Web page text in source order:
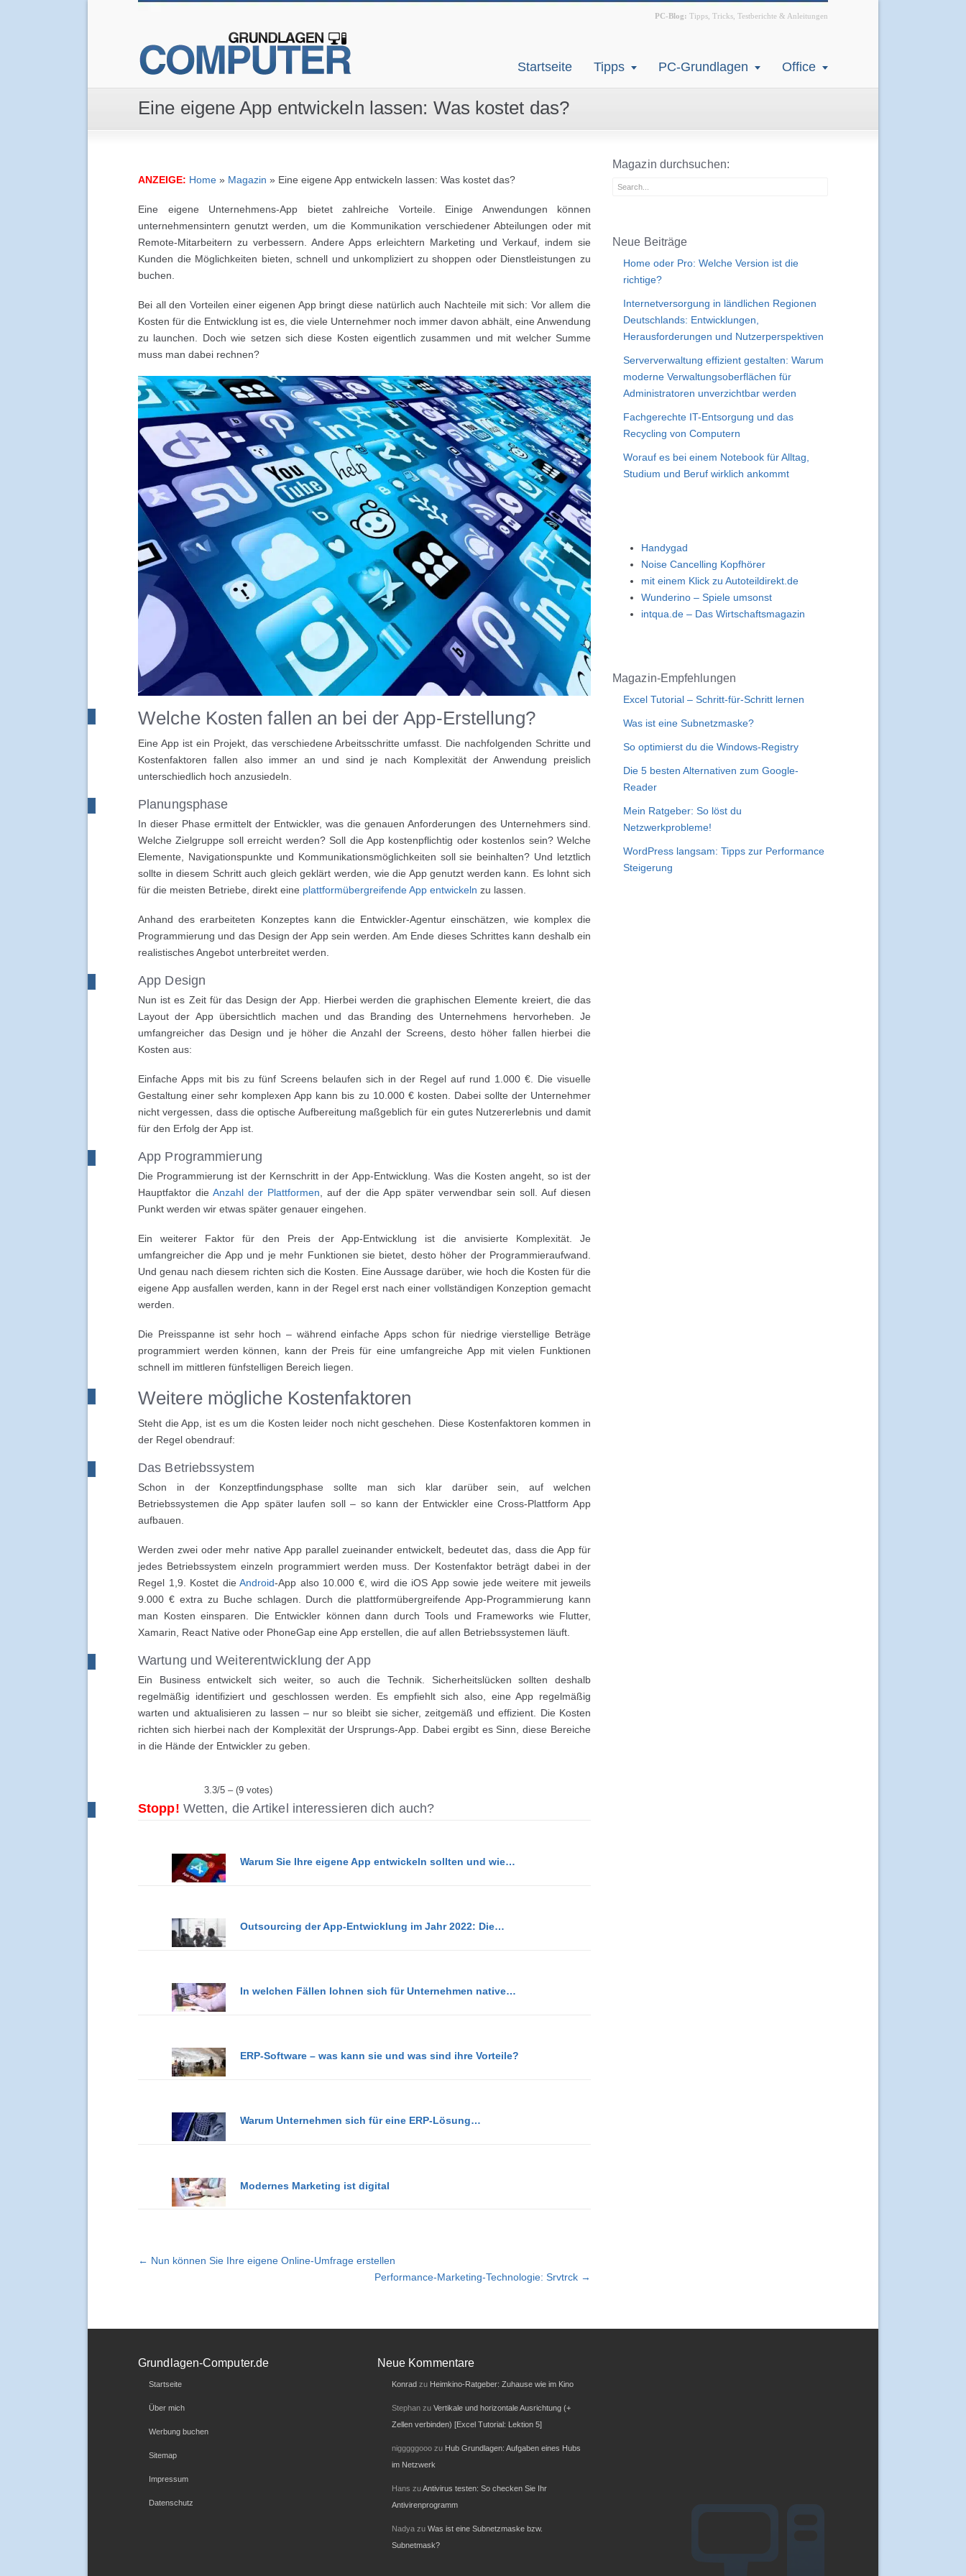
PC-Blog: Tipps, Tricks, Testberichte & Anleitungen
Startseite Tipps PC-Grundlagen Office
Eine eigene App entwickeln lassen: Was kostet das?
ANZEIGE: Home » Magazin » Eine eigene App entwickeln lassen: Was kostet das?
Eine eigene Unternehmens-App bietet zahlreiche Vorteile. Einige Anwendungen können
unternehmensintern genutzt werden, um die Kommunikation verschiedener Abteilungen oder mit
Remote-Mitarbeitern zu verbessern. Andere Apps erleichtern Marketing und Verkauf, indem sie
Kunden die Möglichkeiten bieten, schnell und unkompliziert zu shoppen oder Dienstleistungen zu
buchen.
Bei all den Vorteilen einer eigenen App bringt diese natürlich auch Nachteile mit sich: Vor allem die
Kosten für die Entwicklung ist es, die viele Unternehmer noch immer davon abhält, eine Anwendung
zu launchen. Doch wie setzen sich diese Kosten eigentlich zusammen und mit welcher Summe
muss man dabei rechnen?
Welche Kosten fallen an bei der App-Erstellung?
Eine App ist ein Projekt, das verschiedene Arbeitsschritte umfasst. Die nachfolgenden Schritte und
Kostenfaktoren fallen also immer an und sind je nach Komplexität der Anwendung preislich
unterschiedlich hoch anzusiedeln.
Planungsphase
In dieser Phase ermittelt der Entwickler, was die genauen Anforderungen des Unternehmers sind.
Welche Zielgruppe soll erreicht werden? Soll die App kostenpflichtig oder kostenlos sein? Welche
Elemente, Navigationspunkte und Kommunikationsmöglichkeiten soll sie beinhalten? Und letztlich
sollte in diesem Schritt auch gleich geklärt werden, wie die App genutzt werden kann. Es lohnt sich
für die meisten Betriebe, direkt eine plattformübergreifende App entwickeln zu lassen.
Anhand des erarbeiteten Konzeptes kann die Entwickler-Agentur einschätzen, wie komplex die
Programmierung und das Design der App sein werden. Am Ende dieses Schrittes kann deshalb ein
realistisches Angebot unterbreitet werden.
App Design
Nun ist es Zeit für das Design der App. Hierbei werden die graphischen Elemente kreiert, die das
Layout der App übersichtlich machen und das Branding des Unternehmens hervorheben. Je
umfangreicher das Design und je höher die Anzahl der Screens, desto höher fallen hierbei die
Kosten aus:
Einfache Apps mit bis zu fünf Screens belaufen sich in der Regel auf rund 1.000 €. Die visuelle
Gestaltung einer sehr komplexen App kann bis zu 10.000 € kosten. Dabei sollte der Unternehmer
nicht vergessen, dass die optische Aufbereitung maßgeblich für ein gutes Nutzererlebnis und damit
für den Erfolg der App ist.
App Programmierung
Die Programmierung ist der Kernschritt in der App-Entwicklung. Was die Kosten angeht, so ist der
Hauptfaktor dieAnzahl der Plattformen, auf der die App später verwendbar sein soll. Auf diesen
Punkt werden wir etwas später genauer eingehen.
Ein weiterer Faktor für den Preis der App-Entwicklung ist die anvisierte Komplexität. Je
umfangreicher die App und je mehr Funktionen sie bietet, desto höher der Programmieraufwand.
Und genau nach diesem richten sich die Kosten. Eine Aussage darüber, wie hoch die Kosten für die
eigene App ausfallen werden, kann in der Regel erst nach einer vollständigen Konzeption gemacht
werden.
Die Preisspanne ist sehr hoch – während einfache Apps schon für niedrige vierstellige Beträge
programmiert werden können, kann der Preis für eine umfangreiche App mit vielen Funktionen
schnell im mittleren fünfstelligen Bereich liegen.
Weitere mögliche Kostenfaktoren
Steht die App, ist es um die Kosten leider noch nicht geschehen. Diese Kostenfaktoren kommen in
der Regel obendrauf:
Das Betriebssystem
Schon in der Konzeptfindungsphase sollte man sich klar darüber sein, auf welchen
Betriebssystemen die App später laufen soll – so kann der Entwickler eine Cross-Plattform App
aufbauen.
Werden zwei oder mehr native App parallel zueinander entwickelt, bedeutet das, dass die App für
jedes Betriebssystem einzeln programmiert werden muss. Der Kostenfaktor beträgt dabei in der
Regel 1,9. Kostet die Android-App also 10.000 €, wird die iOS App sowie jede weitere mit jeweils
9.000 € extra zu Buche schlagen. Durch die plattformübergreifende App-Programmierung kann
man Kosten einsparen. Die Entwickler können dann durch Tools und Frameworks wie Flutter,
Xamarin, React Native oder PhoneGap eine App erstellen, die auf allen Betriebssystemen läuft.
Wartung und Weiterentwicklung der App
Ein Business entwickelt sich weiter, so auch die Technik. Sicherheitslücken sollten deshalb
regelmäßig identifiziert und geschlossen werden. Es empfiehlt sich also, eine App regelmäßig
warten und aktualisieren zu lassen – nur so bleibt sie sicher, zeitgemäß und effizient. Die Kosten
richten sich hierbei nach der Komplexität der Ursprungs-App. Dabei ergibt es Sinn, diese Bereiche
in die Hände der Entwickler zu geben.
3.3/5 – (9 votes)
Stopp! Wetten, die Artikel interessieren dich auch?
Warum Sie Ihre eigene App entwickeln sollten und wie…
Outsourcing der App-Entwicklung im Jahr 2022: Die…
In welchen Fällen lohnen sich für Unternehmen native…
ERP-Software – was kann sie und was sind ihre Vorteile?
Warum Unternehmen sich für eine ERP-Lösung…
Modernes Marketing ist digital
← Nun können Sie Ihre eigene Online-Umfrage erstellen
Performance-Marketing-Technologie: Srvtrck →
Magazin durchsuchen:
Neue Beiträge
Home oder Pro: Welche Version ist die
richtige?
Internetversorgung in ländlichen Regionen
Deutschlands: Entwicklungen,
Herausforderungen und Nutzerperspektiven
Serververwaltung effizient gestalten: Warum
moderne Verwaltungsoberflächen für
Administratoren unverzichtbar werden
Fachgerechte IT-Entsorgung und das
Recycling von Computern
Worauf es bei einem Notebook für Alltag,
Studium und Beruf wirklich ankommt
Handygad
Noise Cancelling Kopfhörer
mit einem Klick zu Autoteildirekt.de
Wunderino – Spiele umsonst
intqua.de – Das Wirtschaftsmagazin
Magazin-Empfehlungen
Excel Tutorial – Schritt-für-Schritt lernen
Was ist eine Subnetzmaske?
So optimierst du die Windows-Registry
Die 5 besten Alternativen zum Google-
Reader
Mein Ratgeber: So löst du
Netzwerkprobleme!
WordPress langsam: Tipps zur Performance
Steigerung
Grundlagen-Computer.de
Startseite
Über mich
Werbung buchen
Sitemap
Impressum
Datenschutz
Neue Kommentare
Konrad zu Heimkino-Ratgeber: Zuhause wie im Kino
Stephanzu Vertikale und horizontale Ausrichtung (+
Zellen verbinden) [Excel Tutorial: Lektion 5]
nigggggooozu Hub Grundlagen: Aufgaben eines Hubs
im Netzwerk
Hans zuAntivirus testen: So checken Sie Ihr
Antivirenprogramm
Nadyazu Was ist eine Subnetzmaske bzw.
Subnetmask?